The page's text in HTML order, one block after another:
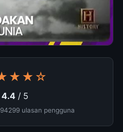
4.4 / 5
ulasan pengguna